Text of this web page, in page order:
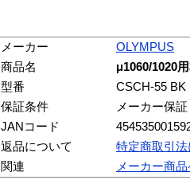
メーカー
OLYMPUS
商品名
μ1060/1020
型番
CSCH-55 BK
保証条件
メーカー保証
JANコード
返品について
特定商取引
関連
メーカー商